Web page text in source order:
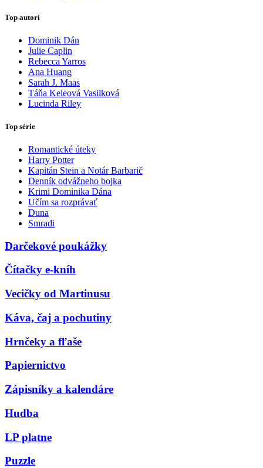
Top autori
Dominik Dán
Julie Caplin
Rebecca Yarros
Ana Huang
Sarah J. Maas
Táňa Keleová Vasilková
Lucinda Riley
Top série
Romantické úteky
Harry Potter
Kapitán Stein a Notár Barbarič
Denník odvážneho bojka
Krimi Dominika Dána
Učím sa rozprávať
Duna
Smradi
Darčekové poukážky
Čítačky e-kníh
Vecičky od Martinusu
Káva, čaj a pochutiny
Hrnčeky a fľaše
Papiernictvo
Zápisníky a kalendáre
Hudba
LP platne
Puzzle